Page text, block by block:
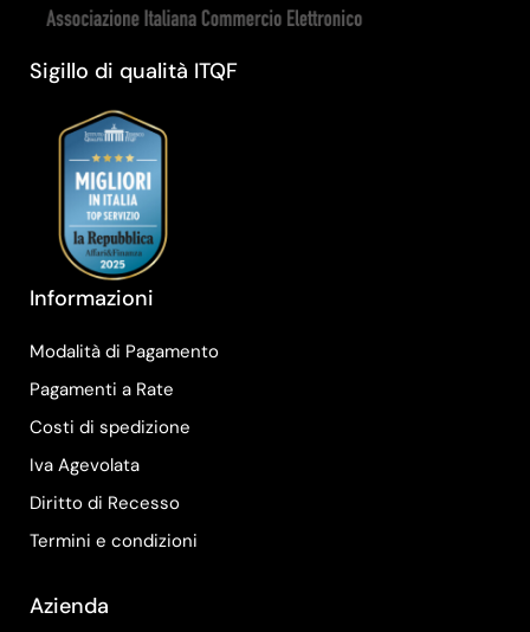
Sigillo di qualità ITQF
Informazioni
Modalità di Pagamento
Pagamenti a Rate
Costi di spedizione
Iva Agevolata
Diritto di Recesso
Termini e condizioni
Azienda